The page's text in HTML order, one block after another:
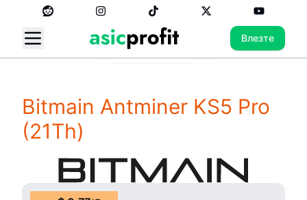
Влезте
Bitmain Antminer KS5 Pro
(21Th)